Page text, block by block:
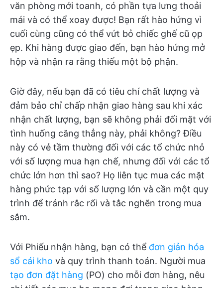
văn phòng mới toanh, có phần tựa lưng thoải
mái và có thể xoay được! Bạn rất hào hứng vì
cuối cùng cũng có thể vứt bỏ chiếc ghế cũ ọp
ẹp. Khi hàng được giao đến, bạn hào hứng mở
hộp và nhận ra rằng thiếu một bộ phận.
Giờ đây, nếu bạn đã có tiêu chí chất lượng và
đảm bảo chỉ chấp nhận giao hàng sau khi xác
nhận chất lượng, bạn sẽ không phải đối mặt với
tình huống căng thẳng này, phải không? Điều
này có vẻ tầm thường đối với các tổ chức nhỏ
với số lượng mua hạn chế, nhưng đối với các tổ
chức lớn hơn thì sao? Họ liên tục mua các mặt
hàng phức tạp với số lượng lớn và cần một quy
trình để tránh rắc rối và tắc nghẽn trong mua
sắm.
Với Phiếu nhận hàng, bạn có thể đơn giản hóa
sổ cái kho và quy trình thanh toán. Người mua
tạo đơn đặt hàng (PO) cho mỗi đơn hàng, nêu